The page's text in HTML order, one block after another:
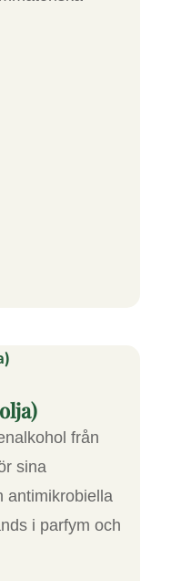
från
sina
antimikrobiella
i parfym och